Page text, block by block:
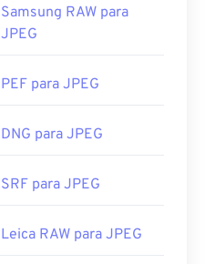
Samsung RAW para
JPEG
PEF para JPEG
DNG para JPEG
SRF para JPEG
Leica RAW para JPEG